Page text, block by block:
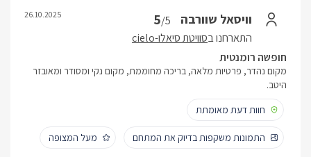
וויסאל שוורבה 5/5
התארחנו בסוויטת סיאלו-cielo
26.10.2025
חופשה רומנטית
מקום נהדר, פרטיות מלאה, בריכה מחוממת, מקום נקי ומסודר ומאובזר
היטב.
חוות דעת מאומתת
התמונות משקפות בדיוק את המתחם מעל המצופה